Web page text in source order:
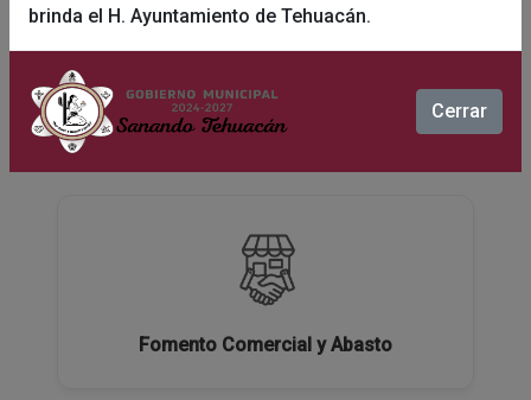
brinda el H. Ayuntamiento de Tehuacán.
Cerrar
Ecología y Medio Ambiente
Fomento Comercial y Abasto